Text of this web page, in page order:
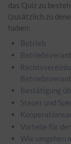
das Quiz zu
(zusätzlich zu
haben:
Betrieb
Bestätigung
Steuer und
Vorteile für
Wie umgehen